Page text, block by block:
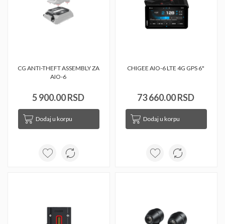
CG ANTI-THEFT ASSEMBLY ZA
AIO-6
5 900.00 RSD
Dodaj u korpu
CHIGEE AIO-6 LTE 4G GPS 6"
73 660.00 RSD
Dodaj u korpu